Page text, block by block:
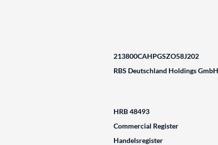
213800CAHPGSZO58J202
RBS Deutschland Holdings GmbH
HRB 48493
Commercial Register
Handelsregister